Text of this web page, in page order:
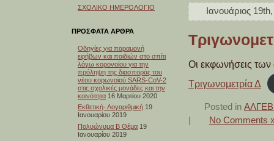
ΣΧΟΛΙΚΟ ΗΜΕΡΟΛΟΓΙΟ
ΠΡΟΣΦΑΤΑ ΑΡΘΡΑ
Οδηγίες για παραμονή
εφήβων και παιδιών στο σπίτι
λόγω κορονοϊου για την
πρόληψη της διασποράς του
νέου κορωνοϊού SARS-CoV-2
στις σχολικές μονάδες και την
κοινότητα 16 Μαρτίου 2020
Εκθετική- Λογαριθμική 19
Ιανουαρίου 2019
Πολυώνυμα Β Θέμα 19
Ιανουαρίου 2019
Ιανουάριος
Οι εκφωνήσεις
Τριγωνομετρία Δ
Posted in
No Comments